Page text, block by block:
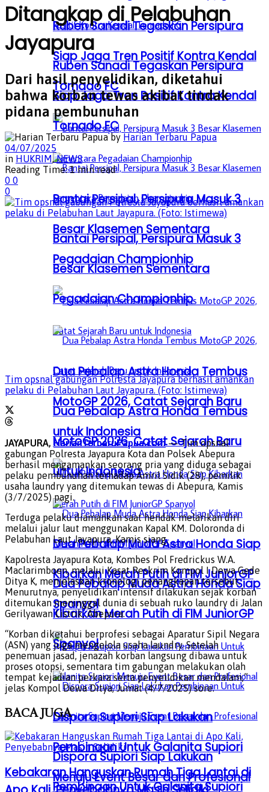
Ruben Sanadi Tegaskan Persipura
Siap Jaga Tren Positif Kontra Kendal
Tornado FC
Bantai Persipal, Persipura Masuk 3
Besar Klasemen Sementara
Pegadaian Championhip
Dua Pebalap Astra Honda Tembus
MotoGP 2026, Catat Sejarah Baru
untuk Indonesia
Dua Pebalap Muda Astra Honda Siap
Kibarkan Merah Putih di FIM JuniorGP
Spanyol
Dispora Supiori Siap Lakukan
Pembinaan Untuk Galanita Supiori
Menuju Event Besar dan Profesional
Ruben Sanadi Tegaskan Persipura
Siap Jaga Tren Positif Kontra Kendal
Tornado FC
Bantai Persipal, Persipura Masuk 3
Besar Klasemen Sementara
Pegadaian Championhip
Dua Pebalap Astra Honda Tembus
MotoGP 2026, Catat Sejarah Baru
untuk Indonesia
Dua Pebalap Muda Astra Honda Siap
Kibarkan Merah Putih di FIM JuniorGP
Spanyol
Dispora Supiori Siap Lakukan
Pembinaan Untuk Galanita Supiori
Ditangkap di Pelabuhan
Jayapura
Dari hasil penyelidikan, diketahui
bahwa korban tewas akibat tindak
pidana pembunuhan
by Harian Terbaru Papua
04/07/2025
in HUKRIM,NEWS
Reading Time: 1 min read
0 0
0
Tim opsnal gabungan Polresta Jayapura berhasil amankan
pelaku di Pelabuhan Laut Jayapura. (Foto: Istimewa)
JAYAPURA, HarianTerbaruPapua.com— Tim opsnal
gabungan Polresta Jayapura Kota dan Polsek Abepura
berhasil mengamankan seorang pria yang diduga sebagai
pelaku pembunuhan terhadap Amril Sidik (28), pemilik
usaha laundry yang ditemukan tewas di Abepura, Kamis
(3/7/2025) pagi.
Terduga pelaku diamankan saat hendak melarikan diri
melalui jalur laut menggunakan Kapal KM. Doloronda di
Pelabuhan Laut Jayapura, Kamis siang.
Kapolresta Jayapura Kota, Kombes Pol Fredrickus W.A.
Maclarimboen, melalui Kasat Reskrim Kompol I Dewa Gede
Ditya K, menjelaskan kronologi penangkapan tersebut.
Menurutnya, penyelidikan intensif dilakukan sejak korban
ditemukan meninggal dunia di sebuah ruko laundry di Jalan
Gerilyawan Listrik, Abepura.
“Korban diketahui berprofesi sebagai Aparatur Sipil Negara
(ASN) yang juga mengelola usaha laundry. Setelah
penemuan jasad, jenazah korban langsung dibawa untuk
proses otopsi, sementara tim gabungan melakukan olah
tempat kejadian perkara serta penyelidikan mendalam,”
jelas Kompol Dewa Ditya, Jumat (4/7/2025) sore.
BACAJUGA
Kebakaran Hanguskan Rumah Tiga Lantai di